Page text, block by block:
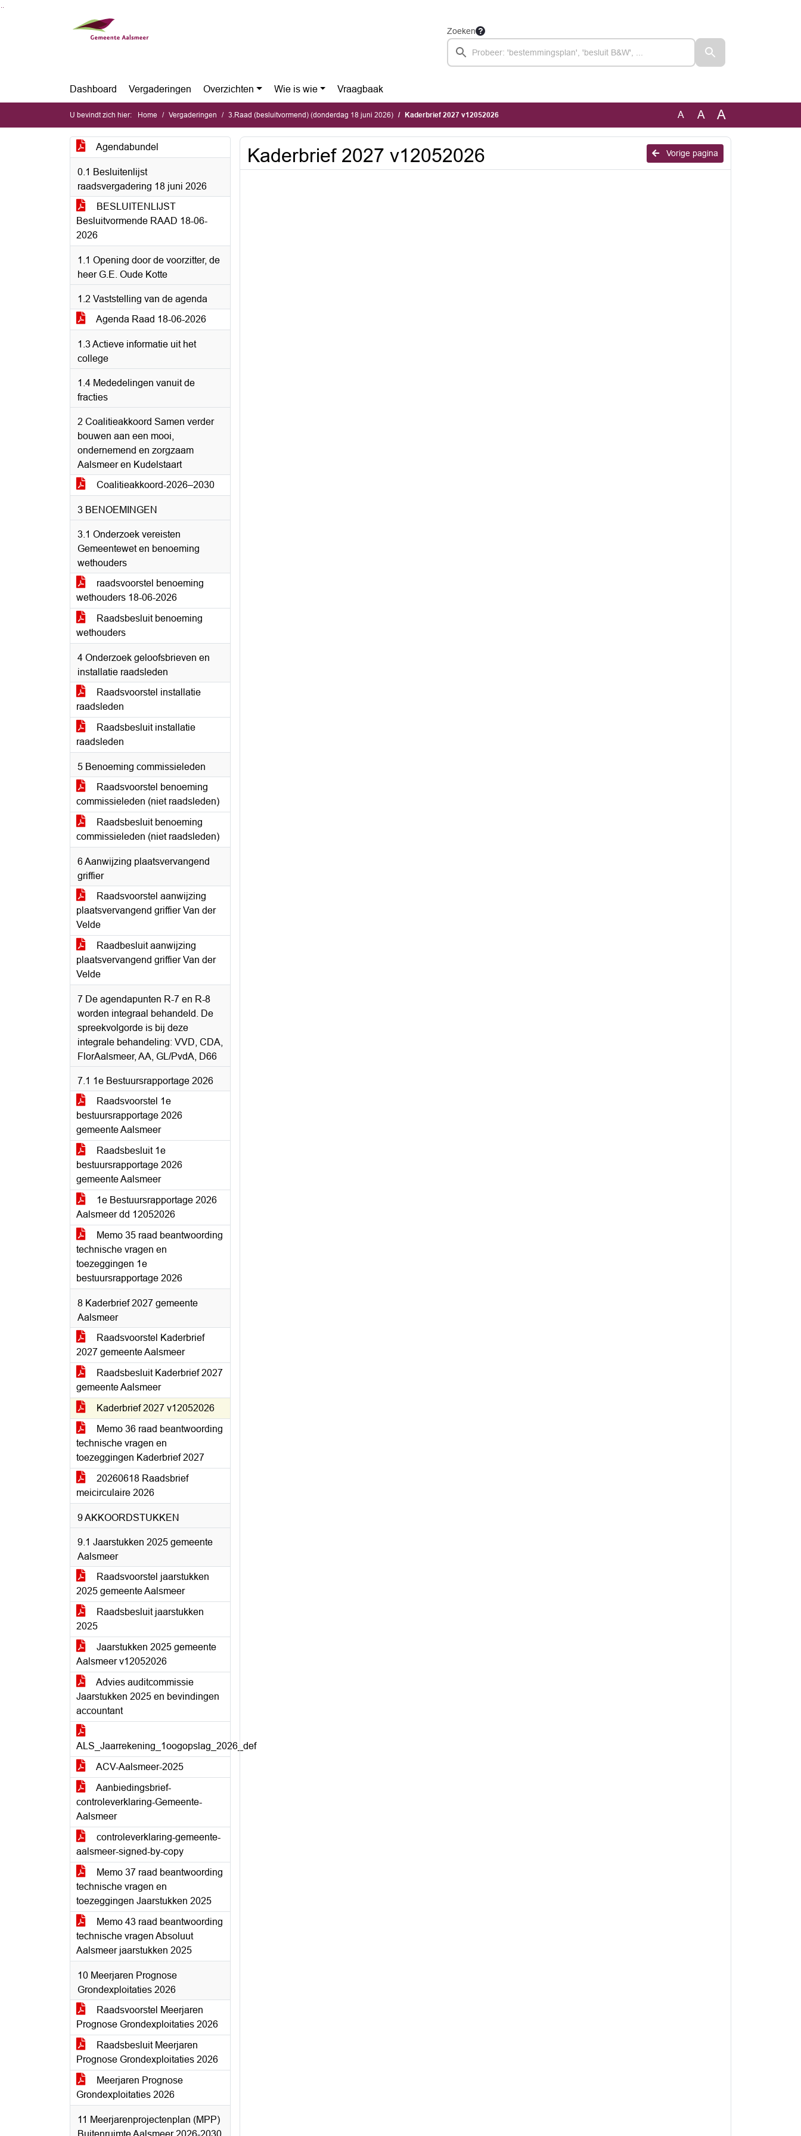
Zoeken
Dashboard Vergaderingen Overzichten Wie is wie Vraagbaak
U bevindt zich hier: Home Vergaderingen 3.Raad (besluitvormend) (donderdag 18 juni 2026) Kaderbrief 2027 v12052026 A A A
Agendabundel
0.1 Besluitenlijst
raadsvergadering 18 juni 2026
BESLUITENLIJST
Besluitvormende RAAD 18-06-
2026
1.1 Opening door de voorzitter, de
heer G.E. Oude Kotte
1.2 Vaststelling van de agenda
Agenda Raad 18-06-2026
1.3 Actieve informatie uit het
college
1.4 Mededelingen vanuit de
fracties
2 Coalitieakkoord Samen verder
bouwen aan een mooi,
ondernemend en zorgzaam
Aalsmeer en Kudelstaart
Coalitieakkoord-2026–2030
3 BENOEMINGEN
3.1 Onderzoek vereisten
Gemeentewet en benoeming
wethouders
raadsvoorstel benoeming
wethouders 18-06-2026
Raadsbesluit benoeming
wethouders
4 Onderzoek geloofsbrieven en
installatie raadsleden
Raadsvoorstel installatie
raadsleden
Raadsbesluit installatie
raadsleden
5 Benoeming commissieleden
Raadsvoorstel benoeming
commissieleden (niet raadsleden)
Raadsbesluit benoeming
commissieleden (niet raadsleden)
6 Aanwijzing plaatsvervangend
griffier
Raadsvoorstel aanwijzing
plaatsvervangend griffier Van der
Velde
Raadbesluit aanwijzing
plaatsvervangend griffier Van der
Velde
7 De agendapunten R-7 en R-8
worden integraal behandeld. De
spreekvolgorde is bij deze
integrale behandeling: VVD, CDA,
FlorAalsmeer, AA, GL/PvdA, D66
7.1 1e Bestuursrapportage 2026
Raadsvoorstel 1e
bestuursrapportage 2026
gemeente Aalsmeer
Raadsbesluit 1e
bestuursrapportage 2026
gemeente Aalsmeer
1e Bestuursrapportage 2026
Aalsmeer dd 12052026
Memo 35 raad beantwoording
technische vragen en
toezeggingen 1e
bestuursrapportage 2026
8 Kaderbrief 2027 gemeente
Aalsmeer
Raadsvoorstel Kaderbrief
2027 gemeente Aalsmeer
Raadsbesluit Kaderbrief 2027
gemeente Aalsmeer
Kaderbrief 2027 v12052026
Memo 36 raad beantwoording
technische vragen en
toezeggingen Kaderbrief 2027
20260618 Raadsbrief
meicirculaire 2026
9 AKKOORDSTUKKEN
9.1 Jaarstukken 2025 gemeente
Aalsmeer
Raadsvoorstel jaarstukken
2025 gemeente Aalsmeer
Raadsbesluit jaarstukken
2025
Jaarstukken 2025 gemeente
Aalsmeer v12052026
Advies auditcommissie
Jaarstukken 2025 en bevindingen
accountant
ALS_Jaarrekening_1oogopslag_2026_def
ACV-Aalsmeer-2025
Aanbiedingsbrief-
controleverklaring-Gemeente-
Aalsmeer
controleverklaring-gemeente-
aalsmeer-signed-by-copy
Memo 37 raad beantwoording
technische vragen en
toezeggingen Jaarstukken 2025
Memo 43 raad beantwoording
technische vragen Absoluut
Aalsmeer jaarstukken 2025
10 Meerjaren Prognose
Grondexploitaties 2026
Raadsvoorstel Meerjaren
Prognose Grondexploitaties 2026
Raadsbesluit Meerjaren
Prognose Grondexploitaties 2026
Meerjaren Prognose
Grondexploitaties 2026
11 Meerjarenprojectenplan (MPP)
Buitenruimte Aalsmeer 2026-2030
Vorige pagina
Kaderbrief 2027 v12052026